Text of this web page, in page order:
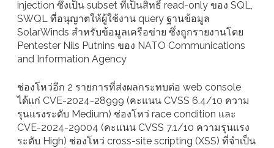
injection ซึ่งเป็น subset ที่เป็นสิทธิ์ read-only ของ SQL,
SWQL ที่อนุญาตให้ผู้ใช้งาน query ฐานข้อมูล
SolarWinds สำหรับข้อมูลเครือข่าย ซึ่งถูกรายงานโดย
Pentester Nils Putnins ของ NATO Communications
and Information Agency
ช่องโหว่อีก 2 รายการที่ส่งผลกระทบต่อ web console
ได้แก่ CVE-2024-28999 (คะแนน CVSS 6.4/10 ความ
รุนแรงระดับ Medium) ช่องโหว่ race condition และ
CVE-2024-29004 (คะแนน CVSS 7.1/10 ความรุนแรง
ระดับ High) ช่องโหว่ cross-site scripting (XSS) ที่จำเป็น